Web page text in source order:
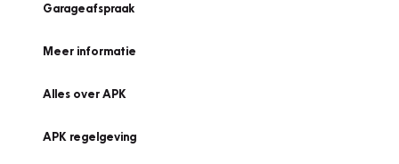
Garageafspraak
Meer informatie
Alles over APK
APK regelgeving